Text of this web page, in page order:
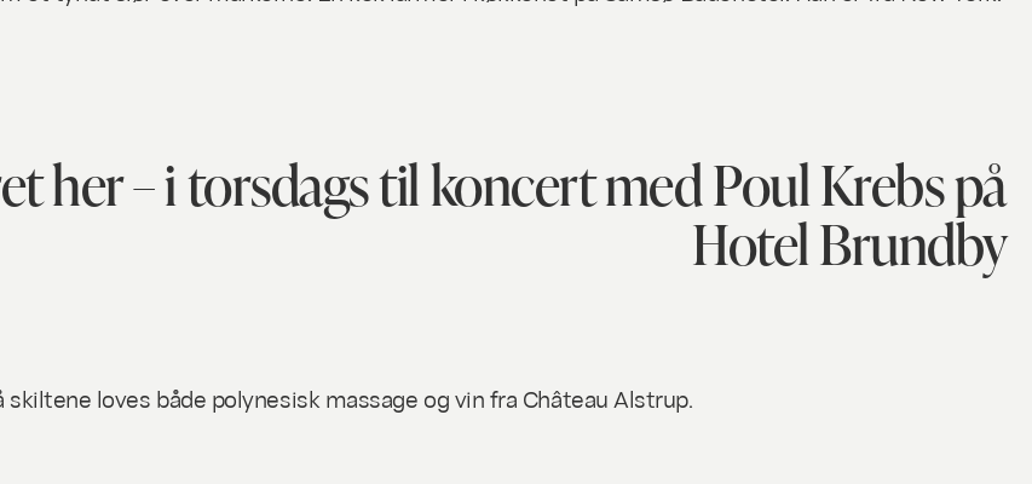
her – i torsdags til koncert med Poul Krebs på
Hotel Brundby
loves både polynesisk massage og vin fra Château Alstrup.